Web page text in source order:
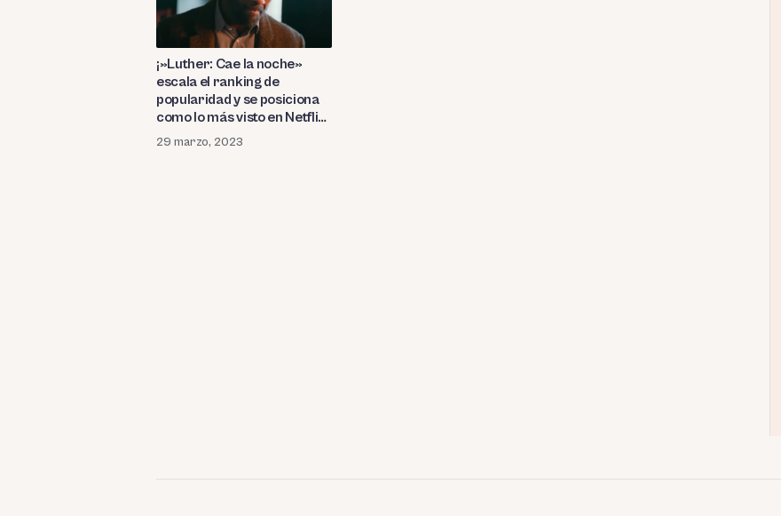
¡»Luther: Cae la noche»
escala el ranking de
popularidad y se posiciona
como lo más visto en Netflix!
¿Por qué todos hablan de la
cinta protagonizada por
29 marzo, 2023